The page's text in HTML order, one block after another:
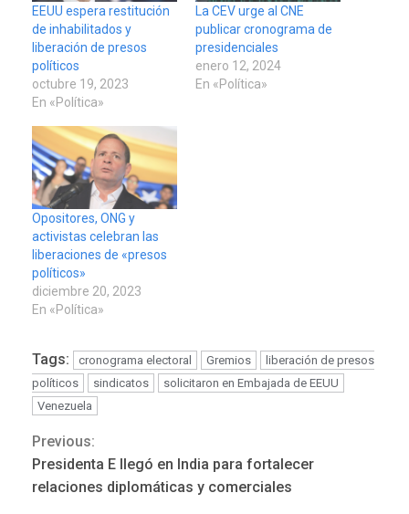
EEUU espera restitución
de inhabilitados y
liberación de presos
políticos
octubre 19, 2023
En «Política»
La CEV urge al CNE
publicar cronograma de
presidenciales
enero 12, 2024
En «Política»
Opositores, ONG y
activistas celebran las
liberaciones de «presos
políticos»
diciembre 20, 2023
En «Política»
Tags: cronograma electoral Gremios
liberación de presos
políticos
sindicatos
solicitaron en Embajada de EEUU
Venezuela
Continue
Reading
Previous:
Presidenta E llegó en India para fortalecer
relaciones diplomáticas y comerciales
Hutíes de Yemen dicen que
atacaron dos petroleros
sauditas